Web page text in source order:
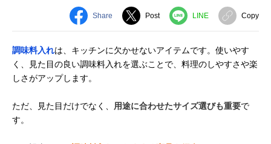
Share Post LINE Copy
調味料入れは、キッチンに欠かせないアイテムです。使いやす
く、見た目の良い調味料入れを選ぶことで、料理のしやすさや楽
しさがアップします。
ただ、見た目だけでなく、 用途に合わせたサイズ選びも重要で
す。